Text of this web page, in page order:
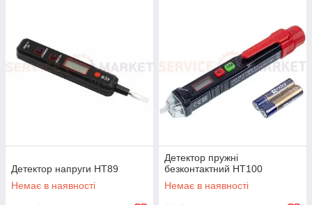
Детектор напруги HT89
Немає в наявності
Детектор пружні
безконтактний HT100
Немає в наявності